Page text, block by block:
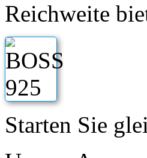
Reichweite
Starten Sie